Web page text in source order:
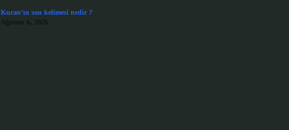
Kuran’ın son kelimesi nedir ?
Ağustos 6, 2026